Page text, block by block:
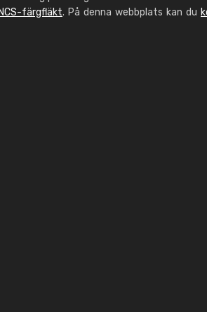
färgfläkt. På denna webbplats kan du